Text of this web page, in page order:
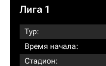
Лига 1
Тур:
Время начала:
Стадион: